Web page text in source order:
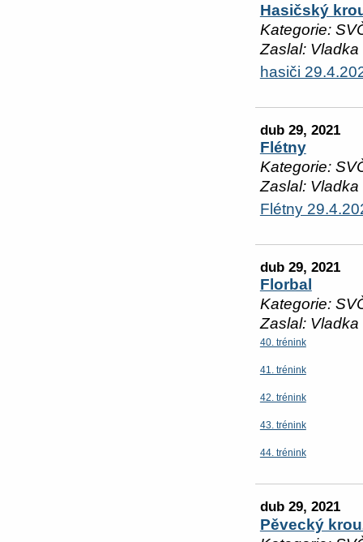
Hasičský
Kategorie:
Zaslal: Vladka
hasiči
dub 29, 2021
Flétny
Kategorie:
Zaslal: Vladka
Flétny
dub 29, 2021
Florbal
Kategorie:
Zaslal: Vladka
40. trénink
41. trénink
42. trénink
43. trénink
44. trénink
dub 29, 2021
Pěvecký